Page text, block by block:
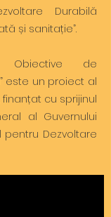
Durabilă
și sanitație”.
Obiective de
este un proiect al
cu sprijinul
al Guvernului
Dezvoltare